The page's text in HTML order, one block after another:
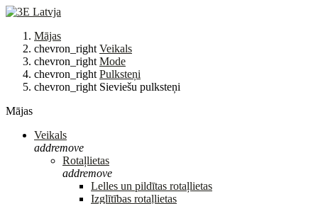
Mājas
chevron_right Veikals
chevron_right Mode
chevron_right Pulksteņi
chevron_right Sieviešu pulksteņi
Mājas
Veikals
addremove
Rotaļlietas
addremove
Lelles un pildītas rotaļlietas
Izglītības rotaļlietas